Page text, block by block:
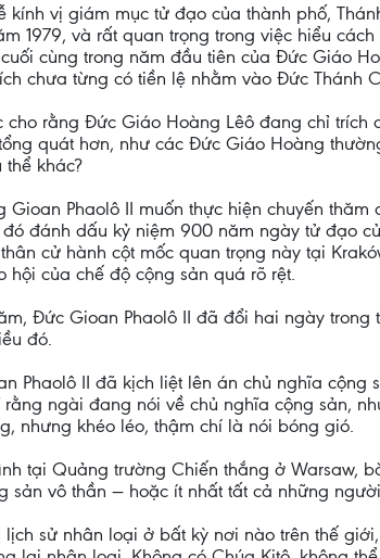
kính vị giám mục tử đạo của thành phố,
1979, và rất quan trọng trong việc hiểu
cùng trong năm đầu tiên của Đức Giáo
chưa từng có tiền lệ nhằm vào Đức Thánh
rằng Đức Giáo Hoàng Lêô đang chỉ
quát hơn, như các Đức Giáo Hoàng
khác?
Phaolô II muốn thực hiện chuyến
đánh dấu kỷ niệm 900 năm ngày tử đạo
cử hành cột mốc quan trọng này tại
của chế độ cộng sản quá rõ rệt.
Đức Gioan Phaolô II đã đổi hai ngày
đó.
Phaolô II đã kịch liệt lên án chủ nghĩa
ngài đang nói về chủ nghĩa cộng sản,
nhưng khéo léo, thậm chí là nói bóng gió.
tại Quảng trường Chiến thắng ở Warsaw,
sản vô thần — hoặc ít nhất tất cả những
sử nhân loại ở bất kỳ nơi nào trên thế